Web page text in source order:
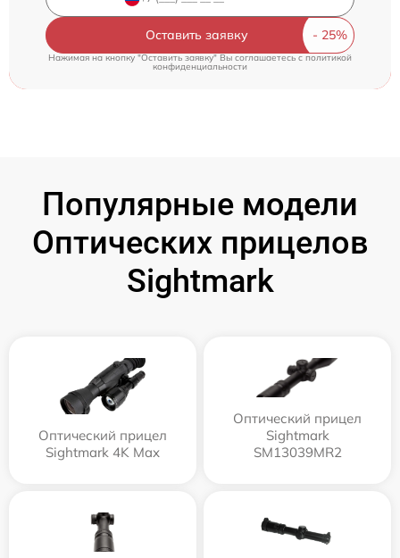
Оставить заявку
Нажимая на кнопку "Оставить заявку" Вы соглашаетесь cполитикой
конфиденциальности
Популярные модели
Оптических прицелов
Sightmark
Оптический прицел
Sightmark 4K Max
Оптический прицел
Sightmark
SM13039MR2